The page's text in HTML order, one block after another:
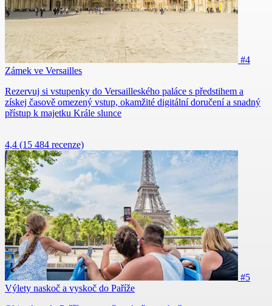
#4
Zámek ve Versailles
Rezervuj si vstupenky do Versailleského paláce s předstihem a
získej časově omezený vstup, okamžité digitální doručení a snadný
přístup k majetku Krále slunce
4,4 (15 484 recenze)
#5
Výlety naskoč a vyskoč do Paříže